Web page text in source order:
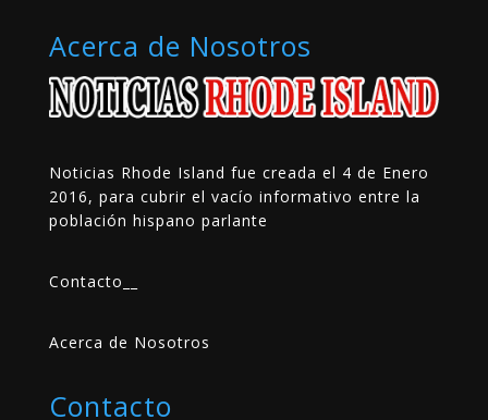
Acerca de Nosotros
Noticias Rhode Island fue creada el 4 de Enero
2016, para cubrir el vacío informativo entre la
población hispano parlante
Contacto
Acerca de Nosotros
Contacto